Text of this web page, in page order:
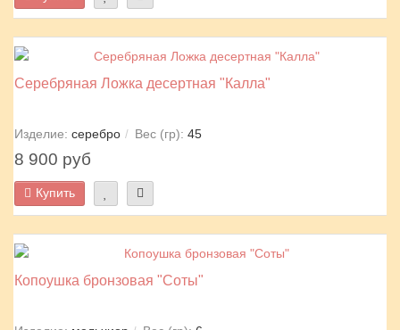
Серебряная Ложка десертная "Калла"
Изделие: серебро Вес (гр): 45
8 900 руб
Купить
Копоушка бронзовая "Соты"